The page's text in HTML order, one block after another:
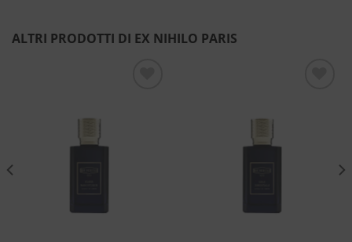
ALTRI PRODOTTI DI EX NIHILO PARIS